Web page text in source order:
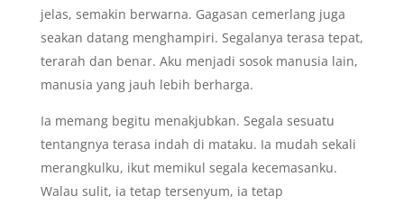
jelas, semakin berwarna. Gagasan cemerlang juga
seakan datang menghampiri. Segalanya terasa tepat,
terarah dan benar. Aku menjadi sosok manusia lain,
manusia yang jauh lebih berharga.
Ia memang begitu menakjubkan. Segala sesuatu
tentangnya terasa indah di mataku. Ia mudah sekali
merangkulku, ikut memikul segala kecemasanku.
Walau sulit, ia tetap tersenyum, ia tetap